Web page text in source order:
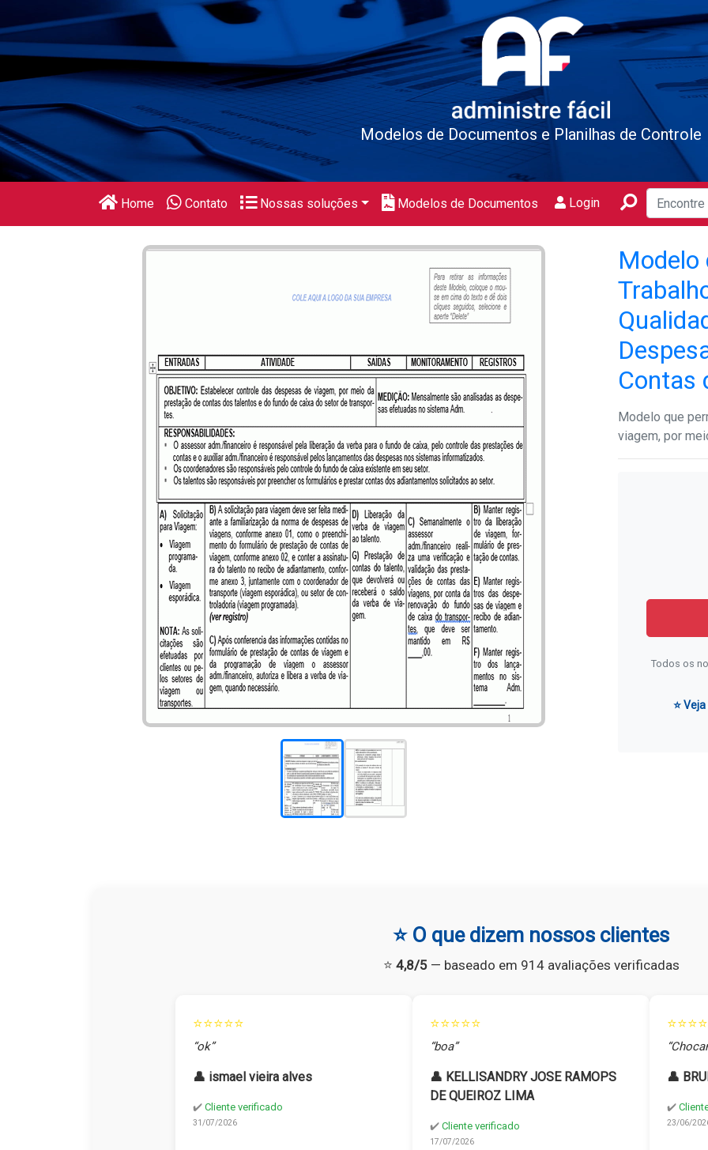
Modelos de Documentos e Planilhas de Controle
Home Contato Nossas soluções Modelos de Documentos Login
Modelo
Contas
Modelo que
viagem, por
Todos os
⭐
⭐ O que dizem nossos clientes
⭐ 4,8/5— baseado em 914 avaliações verificadas
⭐⭐⭐⭐⭐
“ok”
👤 ismael vieira alves
✔️ Cliente verificado
31/07/2026
⭐⭐⭐⭐⭐
“boa”
👤 KELLISANDRY JOSE RAMOPS
DE QUEIROZ LIMA
✔️ Cliente verificado
17/07/2026
👤
✔️
23/06/